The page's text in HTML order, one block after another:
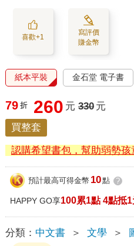
喜歡+1
寫評價
賺金幣
紙本平裝 金石堂 電子書
79 折 260 元 330 元
買整套
認購希望書包，幫助弱勢孩
預計最高可得金幣 10點 ?
HAPPY GO享100累1點 4點抵1
分類： 中文書 ＞ 文學 ＞